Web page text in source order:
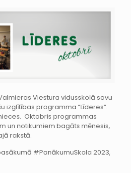
Viestura vidusskolā savu
izglītības programma “Līderes”.
Oktobris programmas
un notikumiem bagāts mēnesis,
rakstā.
#PanākumuSkola 2023,